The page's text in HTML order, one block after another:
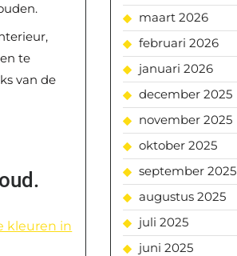
te
van de
kleuren in
maart 2026
februari 2026
januari 2026
december 2025
november 2025
oktober 2025
september 2025
augustus 2025
juli 2025
juni 2025